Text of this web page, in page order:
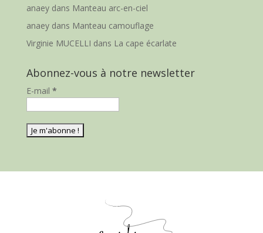
anaeydans Manteau arc-en-ciel
anaeydans Manteau camouflage
Virginie MUCELLI dans La cape écarlate
Abonnez-vous à notre newsletter
E-mail *